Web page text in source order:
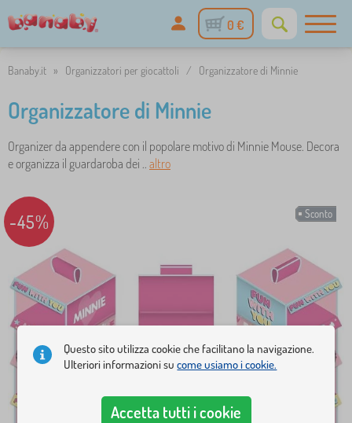
0 €
Banaby.it » Organizzatori per giocattoli / Organizzatore di Minnie
Organizzatore di Minnie
Organizer da appendere con il popolare motivo di Minnie Mouse. Decora
e organizza il guardaroba dei .. altro
Sconto
-45%
Questo sito utilizza cookie che facilitano la navigazione.
Ulteriori informazioni sucome usiamo i cookie.
Accetta tutti i cookie